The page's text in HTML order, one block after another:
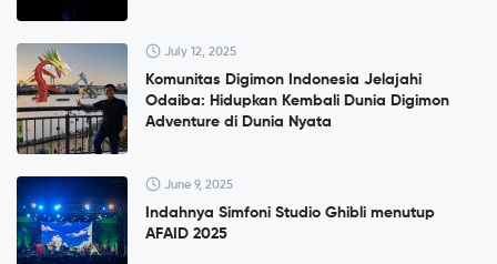
July 12, 2025
Komunitas Digimon Indonesia Jelajahi
Odaiba: Hidupkan Kembali Dunia Digimon
Adventure di Dunia Nyata
June 9, 2025
Indahnya Simfoni Studio Ghibli menutup
AFAID 2025